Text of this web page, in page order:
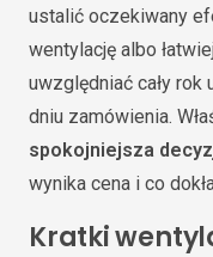
ustalić oczekiwany
wentylację albo
uwzględniać cały rok
dniu zamówienia.
spokojniejsza
wynika cena i co
Kratki